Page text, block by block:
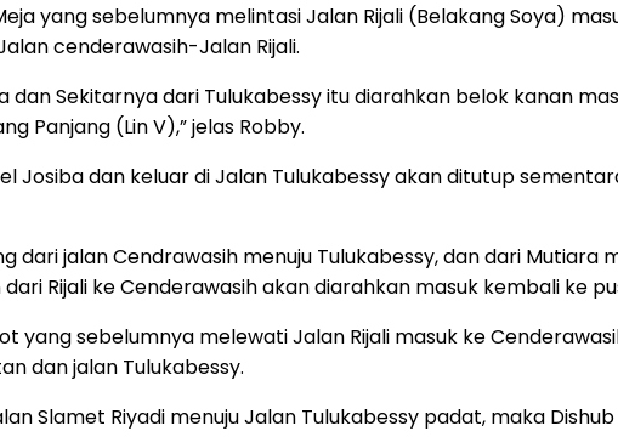
yang sebelumnya melintasi Jalan Rijali (Belakang Soya)
cenderawasih-Jalan Rijali.
dan Sekitarnya dari Tulukabessy itu diarahkan belok kanan
Panjang (Lin V),” jelas Robby.
Josiba dan keluar di Jalan Tulukabessy akan ditutup
dari jalan Cendrawasih menuju Tulukabessy, dan dari Mutiara
Rijali ke Cenderawasih akan diarahkan masuk kembali ke
sebelumnya melewati Jalan Rijali masuk ke
dan jalan Tulukabessy.
Slamet Riyadi menuju Jalan Tulukabessy padat, maka